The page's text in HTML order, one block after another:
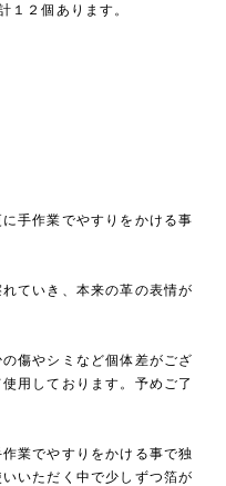
１２個あります。
手作業でやすりをかける事
ていき、本来の革の表情が
傷やシミなど個体差がござ
用しております。予めご了
業でやすりをかける事で独
いただく中で少しずつ箔が